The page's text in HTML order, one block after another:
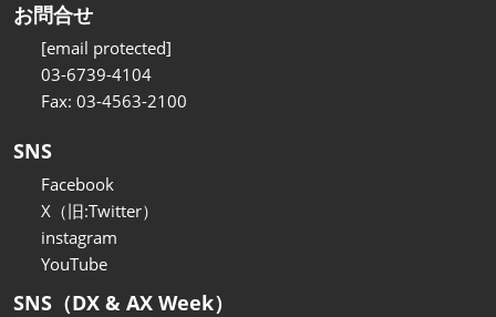
お問合せ
[email protected]
03-6739-4104
Fax: 03-4563-2100
SNS
Facebook
X（旧:Twitter）
instagram
YouTube
SNS（DX & AX Week）